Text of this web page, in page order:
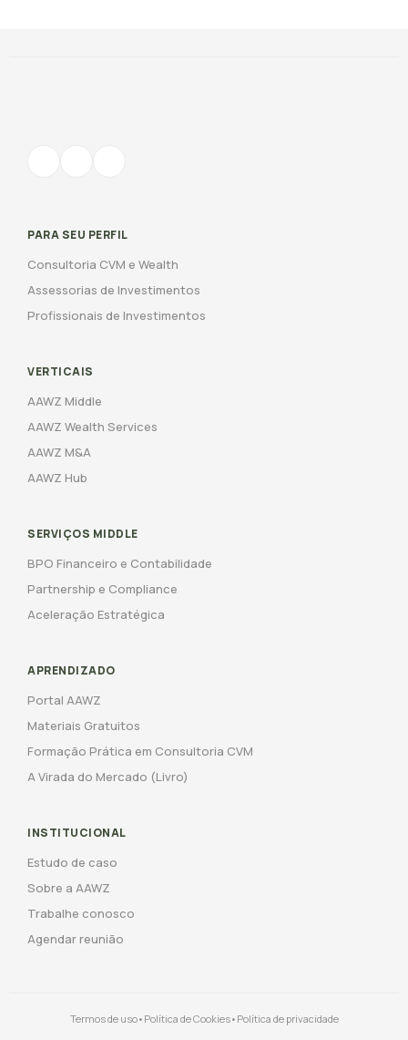
PARA SEU PERFIL
Consultoria CVM e Wealth
Assessorias de Investimentos
Profissionais de Investimentos
VERTICAIS
AAWZ Middle
AAWZ Wealth Services
AAWZ M&A
AAWZ Hub
SERVIÇOS MIDDLE
BPO Financeiro e Contabilidade
Partnership e Compliance
Aceleração Estratégica
APRENDIZADO
Portal AAWZ
Materiais Gratuitos
Formação Prática em Consultoria CVM
A Virada do Mercado (Livro)
INSTITUCIONAL
Estudo de caso
Sobre a AAWZ
Trabalhe conosco
Agendar reunião
Termos de uso• Política de Cookies• Política de privacidade